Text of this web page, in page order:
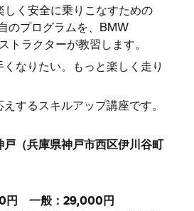
く安全に乗りこなすための
のプログラムを、BMW
トラクターが教習します。
くなりたい。もっと楽しく走り
するスキルアップ講座です。
（兵庫県神戸市西区伊川谷町
円 一般：29,000円